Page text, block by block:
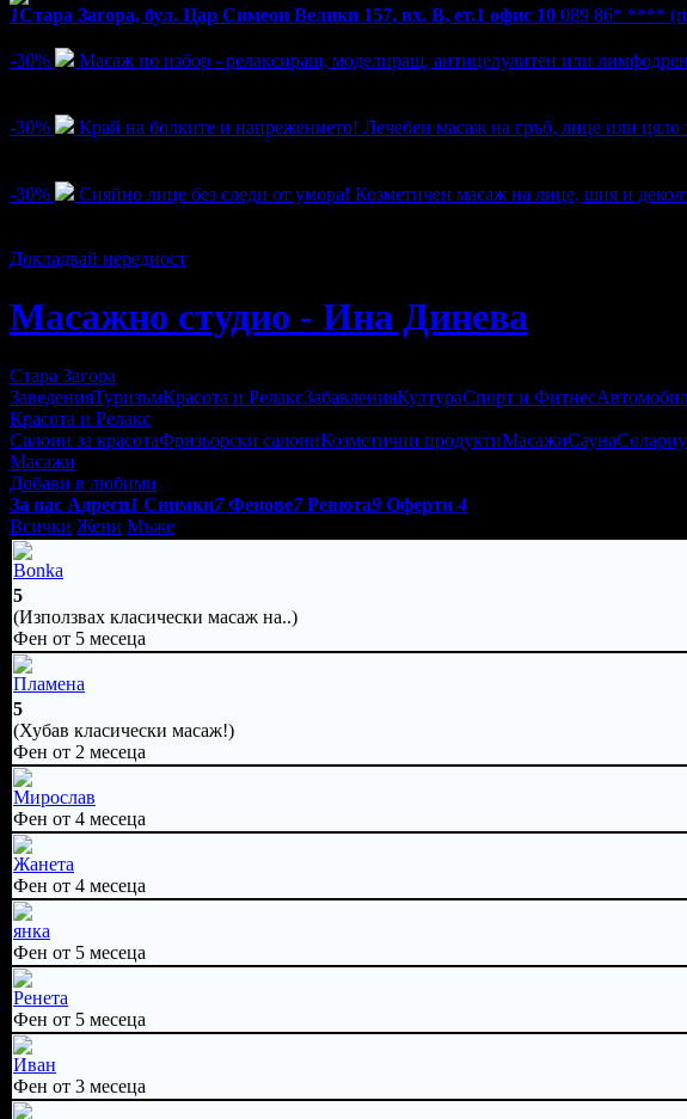
1Стара Загора, бул. Цар Симеон Велики 157, вх. В, ет.1 офис 10 089 86* ****
-30%
Масаж по избор - релаксиращ, моделиращ, антицелулитен или
-30%
Край на болките и напрежението! Лечебен масаж на гръб, лице или цяло
-30%
Сияйно лице без следи от умора! Козметичен масаж на лице, шия и
Докладвай нередност
Масажно студио - Ина Динева
Стара Загора
ЗаведенияТуризъмКрасота и РелаксЗабавленияКултураСпорт и Фитнес
Красота и Релакс
Салони за красотаФризьорски салониКозметични продуктиМасажиСауна
Масажи
Добави в любими
За нас Адреси1 Снимки7 Фенове7 Ревюта9 Оферти 4
Всички Жени Мъже
Bonka
5
(Използвах класически масаж на..)
Фен от 5 месеца
Пламена
5
(Хубав класически масаж!)
Фен от 2 месеца
Мирослав
Фен от 4 месеца
Жанета
Фен от 4 месеца
янка
Фен от 5 месеца
Ренета
Фен от 5 месеца
Иван
Фен от 3 месеца